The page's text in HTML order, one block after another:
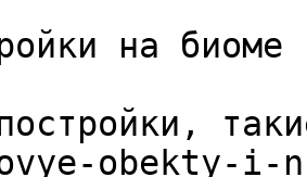
на биоме
obekty-